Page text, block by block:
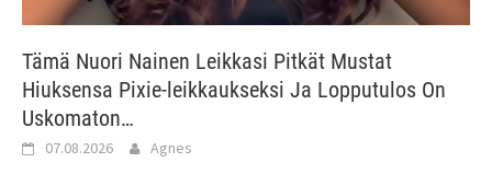
Tämä Nuori Nainen Leikkasi Pitkät Mustat
Hiuksensa Pixie-leikkaukseksi Ja Lopputulos On
Uskomaton…
07.08.2026 Agnes